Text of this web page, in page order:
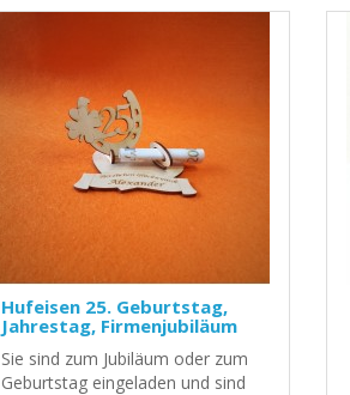
Hufeisen 25. Geburtstag,
Jahrestag, Firmenjubiläum
Sie sind zum Jubiläum oder zum
Geburtstag eingeladen und sind